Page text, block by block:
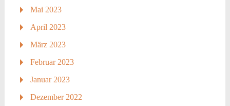
Mai 2023
April 2023
März 2023
Februar 2023
Januar 2023
Dezember 2022